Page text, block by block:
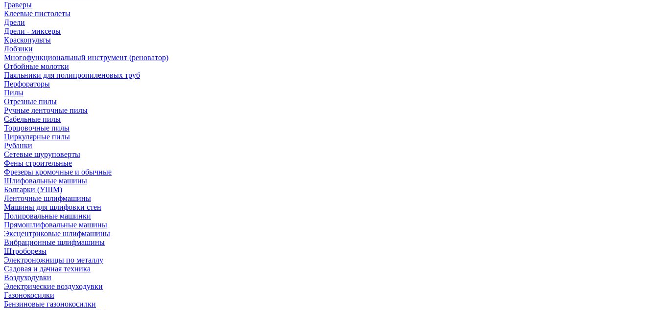
Граверы
Клеевые пистолеты
Дрели
Дрели - миксеры
Краскопульты
Лобзики
Многофункциональный инструмент (реноватор)
Отбойные молотки
Паяльники для полипропиленовых труб
Перфораторы
Пилы
Отрезные пилы
Ручные ленточные пилы
Сабельные пилы
Торцовочные пилы
Циркулярные пилы
Рубанки
Сетевые шуруповерты
Фены строительные
Фрезеры кромочные и обычные
Шлифовальные машины
Болгарки (УШМ)
Ленточные шлифмашины
Машины для шлифовки стен
Полировальные машинки
Прямошлифовальные машины
Эксцентриковые шлифмашины
Вибрационные шлифмашины
Штроборезы
Электроножницы по металлу
Садовая и дачная техника
Воздуходувки
Электрические воздуходувки
Газонокосилки
Бензиновые газонокосилки